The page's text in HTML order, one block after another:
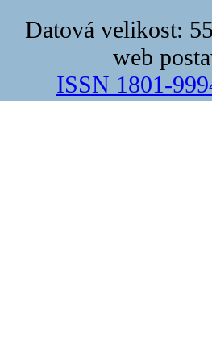
Datová velikost:
web
ISSN 1801-